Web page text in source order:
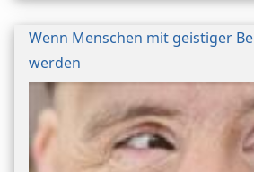
Wenn Menschen mit geistiger
werden
Bild/Umschlag